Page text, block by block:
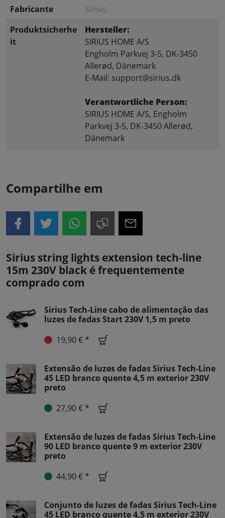
Fabricante
Sirius
Produktsicherhe
it
Hersteller:
SIRIUS HOME A/S
Engholm Parkvej 3-5, DK-3450
Allerød, Dänemark
E-Mail: support@sirius.dk
Verantwortliche Person:
SIRIUS HOME A/S, Engholm
Parkvej 3-5, DK-3450 Allerød,
Dänemark
Compartilhe em
Sirius string lights extension tech-line
15m 230V black é frequentemente
comprado com
Sirius Tech-Line cabo de alimentação das
luzes de fadas Start 230V 1,5 m preto
19,90 € *
Extensão de luzes de fadas Sirius Tech-Line
45 LED branco quente 4,5 m exterior 230V
preto
27,90 € *
Extensão de luzes de fadas Sirius Tech-Line
90 LED branco quente 9 m exterior 230V
preto
44,90 € *
Conjunto de luzes de fadas Sirius Tech-Line
45 LED branco quente 4,5 m exterior 230V